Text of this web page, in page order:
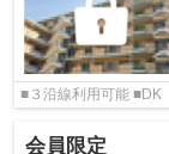
■３沿線利用可能
会員限定